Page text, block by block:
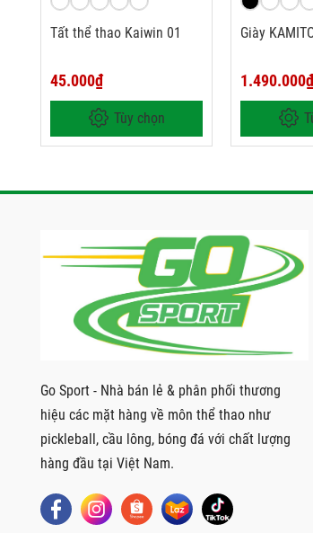
Tất thể thao Kaiwin 01
45.000₫
Tùy chọn
Giày
Go Sport - Nhà bán lẻ & phân phối thương
hiệu các mặt hàng về môn thể thao như
pickleball, cầu lông, bóng đá với chất lượng
hàng đầu tại Việt Nam.